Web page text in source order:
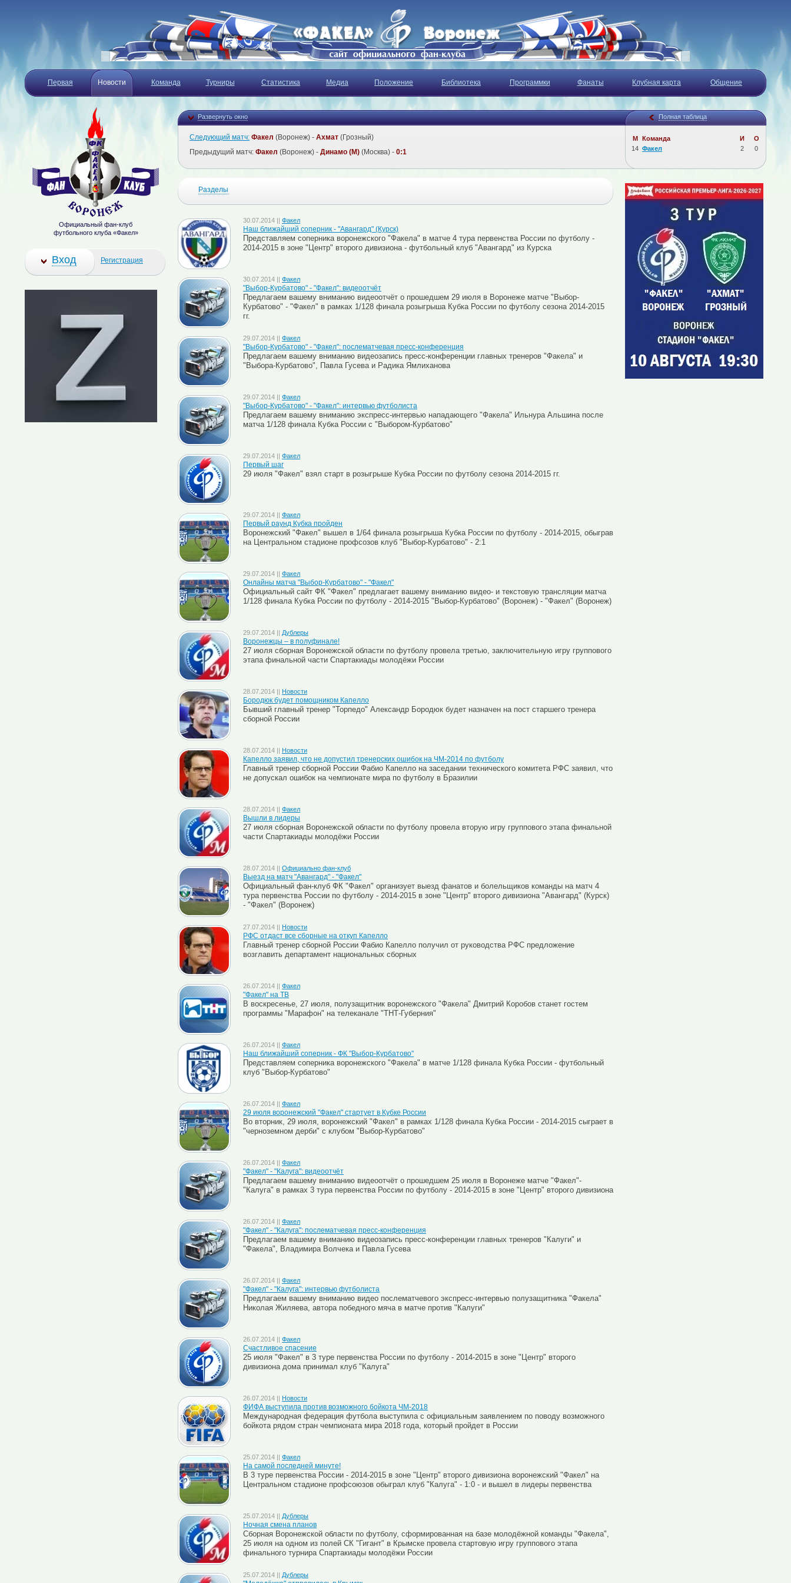
Первая Новости Команда Турниры Статистика Медиа Положение Библиотека Программки Фанаты Клубная карта Общение
Развернуть окно Полная таблица
М Команда И
О
14 Факел 2 0
Следующий матч: Факел (Воронеж) - Ахмат (Грозный)
Предыдущий матч: Факел (Воронеж) - Динамо (М) (Москва) - 0:1
Разделы
30.07.2014 || Факел
Наш ближайший соперник - "Авангард" (Курск)
Представляем соперника воронежского "Факела" в матче 4 тура первенства России по футболу -
2014-2015 в зоне "Центр" второго дивизиона - футбольный клуб "Авангард" из Курска
30.07.2014 || Факел
"Выбор-Курбатово" - "Факел": видеоотчёт
Предлагаем вашему вниманию видеоотчёт о прошедшем 29 июля в Воронеже матче "Выбор-
Курбатово" - "Факел" в рамках 1/128 финала розыгрыша Кубка России по футболу сезона 2014-2015
гг.
29.07.2014 || Факел
"Выбор-Курбатово" - "Факел": послематчевая пресс-конференция
Предлагаем вашему вниманию видеозапись пресс-конференции главных тренеров "Факела" и
"Выбора-Курбатово", Павла Гусева и Радика Ямлиханова
29.07.2014 || Факел
"Выбор-Курбатово" - "Факел": интервью футболиста
Предлагаем вашему вниманию экспресс-интервью нападающего "Факела" Ильнура Альшина после
матча 1/128 финала Кубка России с "Выбором-Курбатово"
29.07.2014 || Факел
Первый шаг
29 июля "Факел" взял старт в розыгрыше Кубка России по футболу сезона 2014-2015 гг.
29.07.2014 || Факел
Первый раунд Кубка пройден
Воронежский "Факел" вышел в 1/64 финала розыгрыша Кубка России по футболу - 2014-2015, обыграв
на Центральном стадионе профсозов клуб "Выбор-Курбатово" - 2:1
29.07.2014 || Факел
Онлайны матча "Выбор-Курбатово" - "Факел"
Официальный сайт ФК "Факел" предлагает вашему вниманию видео- и текстовую трансляции матча
1/128 финала Кубка России по футболу - 2014-2015 "Выбор-Курбатово" (Воронеж) - "Факел" (Воронеж)
29.07.2014 || Дублеры
Воронежцы – в полуфинале!
27 июля сборная Воронежской области по футболу провела третью, заключительную игру группового
этапа финальной части Спартакиады молодёжи России
28.07.2014 || Новости
Бородюк будет помощником Капелло
Бывший главный тренер "Торпедо" Александр Бородюк будет назначен на пост старшего тренера
сборной России
28.07.2014 || Новости
Капелло заявил, что не допустил тренерских ошибок на ЧМ-2014 по футболу
Главный тренер сборной России Фабио Капелло на заседании технического комитета РФС заявил, что
не допускал ошибок на чемпионате мира по футболу в Бразилии
28.07.2014 || Факел
Вышли в лидеры
27 июля сборная Воронежской области по футболу провела вторую игру группового этапа финальной
части Спартакиады молодёжи России
28.07.2014 || Официально фан-клуб
Выезд на матч "Авангард" - "Факел"
Официальный фан-клуб ФК "Факел" организует выезд фанатов и болельщиков команды на матч 4
тура первенства России по футболу - 2014-2015 в зоне "Центр" второго дивизиона "Авангард" (Курск)
- "Факел" (Воронеж)
27.07.2014 || Новости
РФС отдаст все сборные на откуп Капелло
Главный тренер сборной России Фабио Капелло получил от руководства РФС предложение
возглавить департамент национальных сборных
26.07.2014 || Факел
"Факел" на ТВ
В воскресенье, 27 июля, полузащитник воронежского "Факела" Дмитрий Коробов станет гостем
программы "Марафон" на телеканале "ТНТ-Губерния"
26.07.2014 || Факел
Наш ближайший соперник - ФК "Выбор-Курбатово"
Представляем соперника воронежского "Факела" в матче 1/128 финала Кубка России - футбольный
клуб "Выбор-Курбатово"
26.07.2014 || Факел
29 июля воронежский "Факел" стартует в Кубке России
Во вторник, 29 июля, воронежский "Факел" в рамках 1/128 финала Кубка России - 2014-2015 сыграет в
"черноземном дерби" с клубом "Выбор-Курбатово"
26.07.2014 || Факел
"Факел" - "Калуга": видеоотчёт
Предлагаем вашему вниманию видеоотчёт о прошедшем 25 июля в Воронеже матче "Факел"-
"Калуга" в рамках 3 тура первенства России по футболу - 2014-2015 в зоне "Центр" второго дивизиона
26.07.2014 || Факел
"Факел" - "Калуга": послематчевая пресс-конференция
Предлагаем вашему вниманию видеозапись пресс-конференции главных тренеров "Калуги" и
"Факела", Владимира Волчека и Павла Гусева
26.07.2014 || Факел
"Факел" - "Калуга": интервью футболиста
Предлагаем вашему вниманию видео послематчевого экспресс-интервью полузащитника "Факела"
Николая Жиляева, автора победного мяча в матче против "Калуги"
26.07.2014 || Факел
Счастливое спасение
25 июля "Факел" в 3 туре первенства России по футболу - 2014-2015 в зоне "Центр" второго
дивизиона дома принимал клуб "Калуга"
26.07.2014 || Новости
ФИФА выступила против возможного бойкота ЧМ-2018
Международная федерация футбола выступила с официальным заявлением по поводу возможного
бойкота рядом стран чемпионата мира 2018 года, который пройдет в России
25.07.2014 || Факел
На самой последней минуте!
В 3 туре первенства России - 2014-2015 в зоне "Центр" второго дивизиона воронежский "Факел" на
Центральном стадионе профсоюзов обыграл клуб "Калуга" - 1:0 - и вышел в лидеры первенства
25.07.2014 || Дублеры
Ночная смена планов
Сборная Воронежской области по футболу, сформированная на базе молодёжной команды "Факела",
25 июля на одном из полей СК "Гигант" в Крымске провела стартовую игру группового этапа
финального турнира Спартакиады молодёжи России
25.07.2014 || Дублеры
Официальный фан-клуб
футбольного клуба «Факел»
Вход Регистрация